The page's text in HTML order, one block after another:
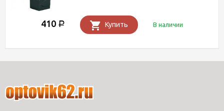
410 Р Купить В наличии